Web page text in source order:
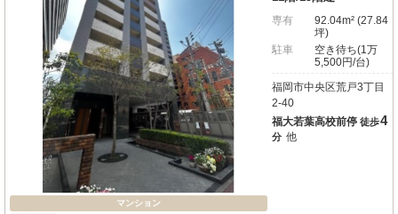
マンション
専有
92.04m² (27.84
坪)
駐車
空き待ち(1万
5,500円/台)
福岡市中央区荒戸3丁目
2-40
福大若葉高校前停 徒歩4
分 他